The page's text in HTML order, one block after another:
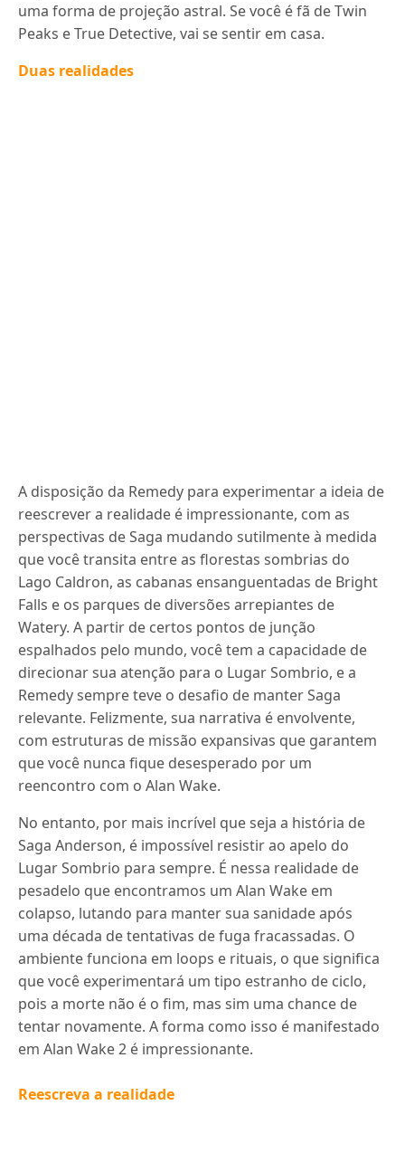
uma forma de projeção astral. Se você é fã de Twin
Peaks e True Detective, vai se sentir em casa.
Duas realidades
A disposição da Remedy para experimentar a ideia de
reescrever a realidade é impressionante, com as
perspectivas de Saga mudando sutilmente à medida
que você transita entre as florestas sombrias do
Lago Caldron, as cabanas ensanguentadas de Bright
Falls e os parques de diversões arrepiantes de
Watery. A partir de certos pontos de junção
espalhados pelo mundo, você tem a capacidade de
direcionar sua atenção para o Lugar Sombrio, e a
Remedy sempre teve o desafio de manter Saga
relevante. Felizmente, sua narrativa é envolvente,
com estruturas de missão expansivas que garantem
que você nunca fique desesperado por um
reencontro com o Alan Wake.
No entanto, por mais incrível que seja a história de
Saga Anderson, é impossível resistir ao apelo do
Lugar Sombrio para sempre. É nessa realidade de
pesadelo que encontramos um Alan Wake em
colapso, lutando para manter sua sanidade após
uma década de tentativas de fuga fracassadas. O
ambiente funciona em loops e rituais, o que significa
que você experimentará um tipo estranho de ciclo,
pois a morte não é o fim, mas sim uma chance de
tentar novamente. A forma como isso é manifestado
em Alan Wake 2 é impressionante.
Reescreva a realidade